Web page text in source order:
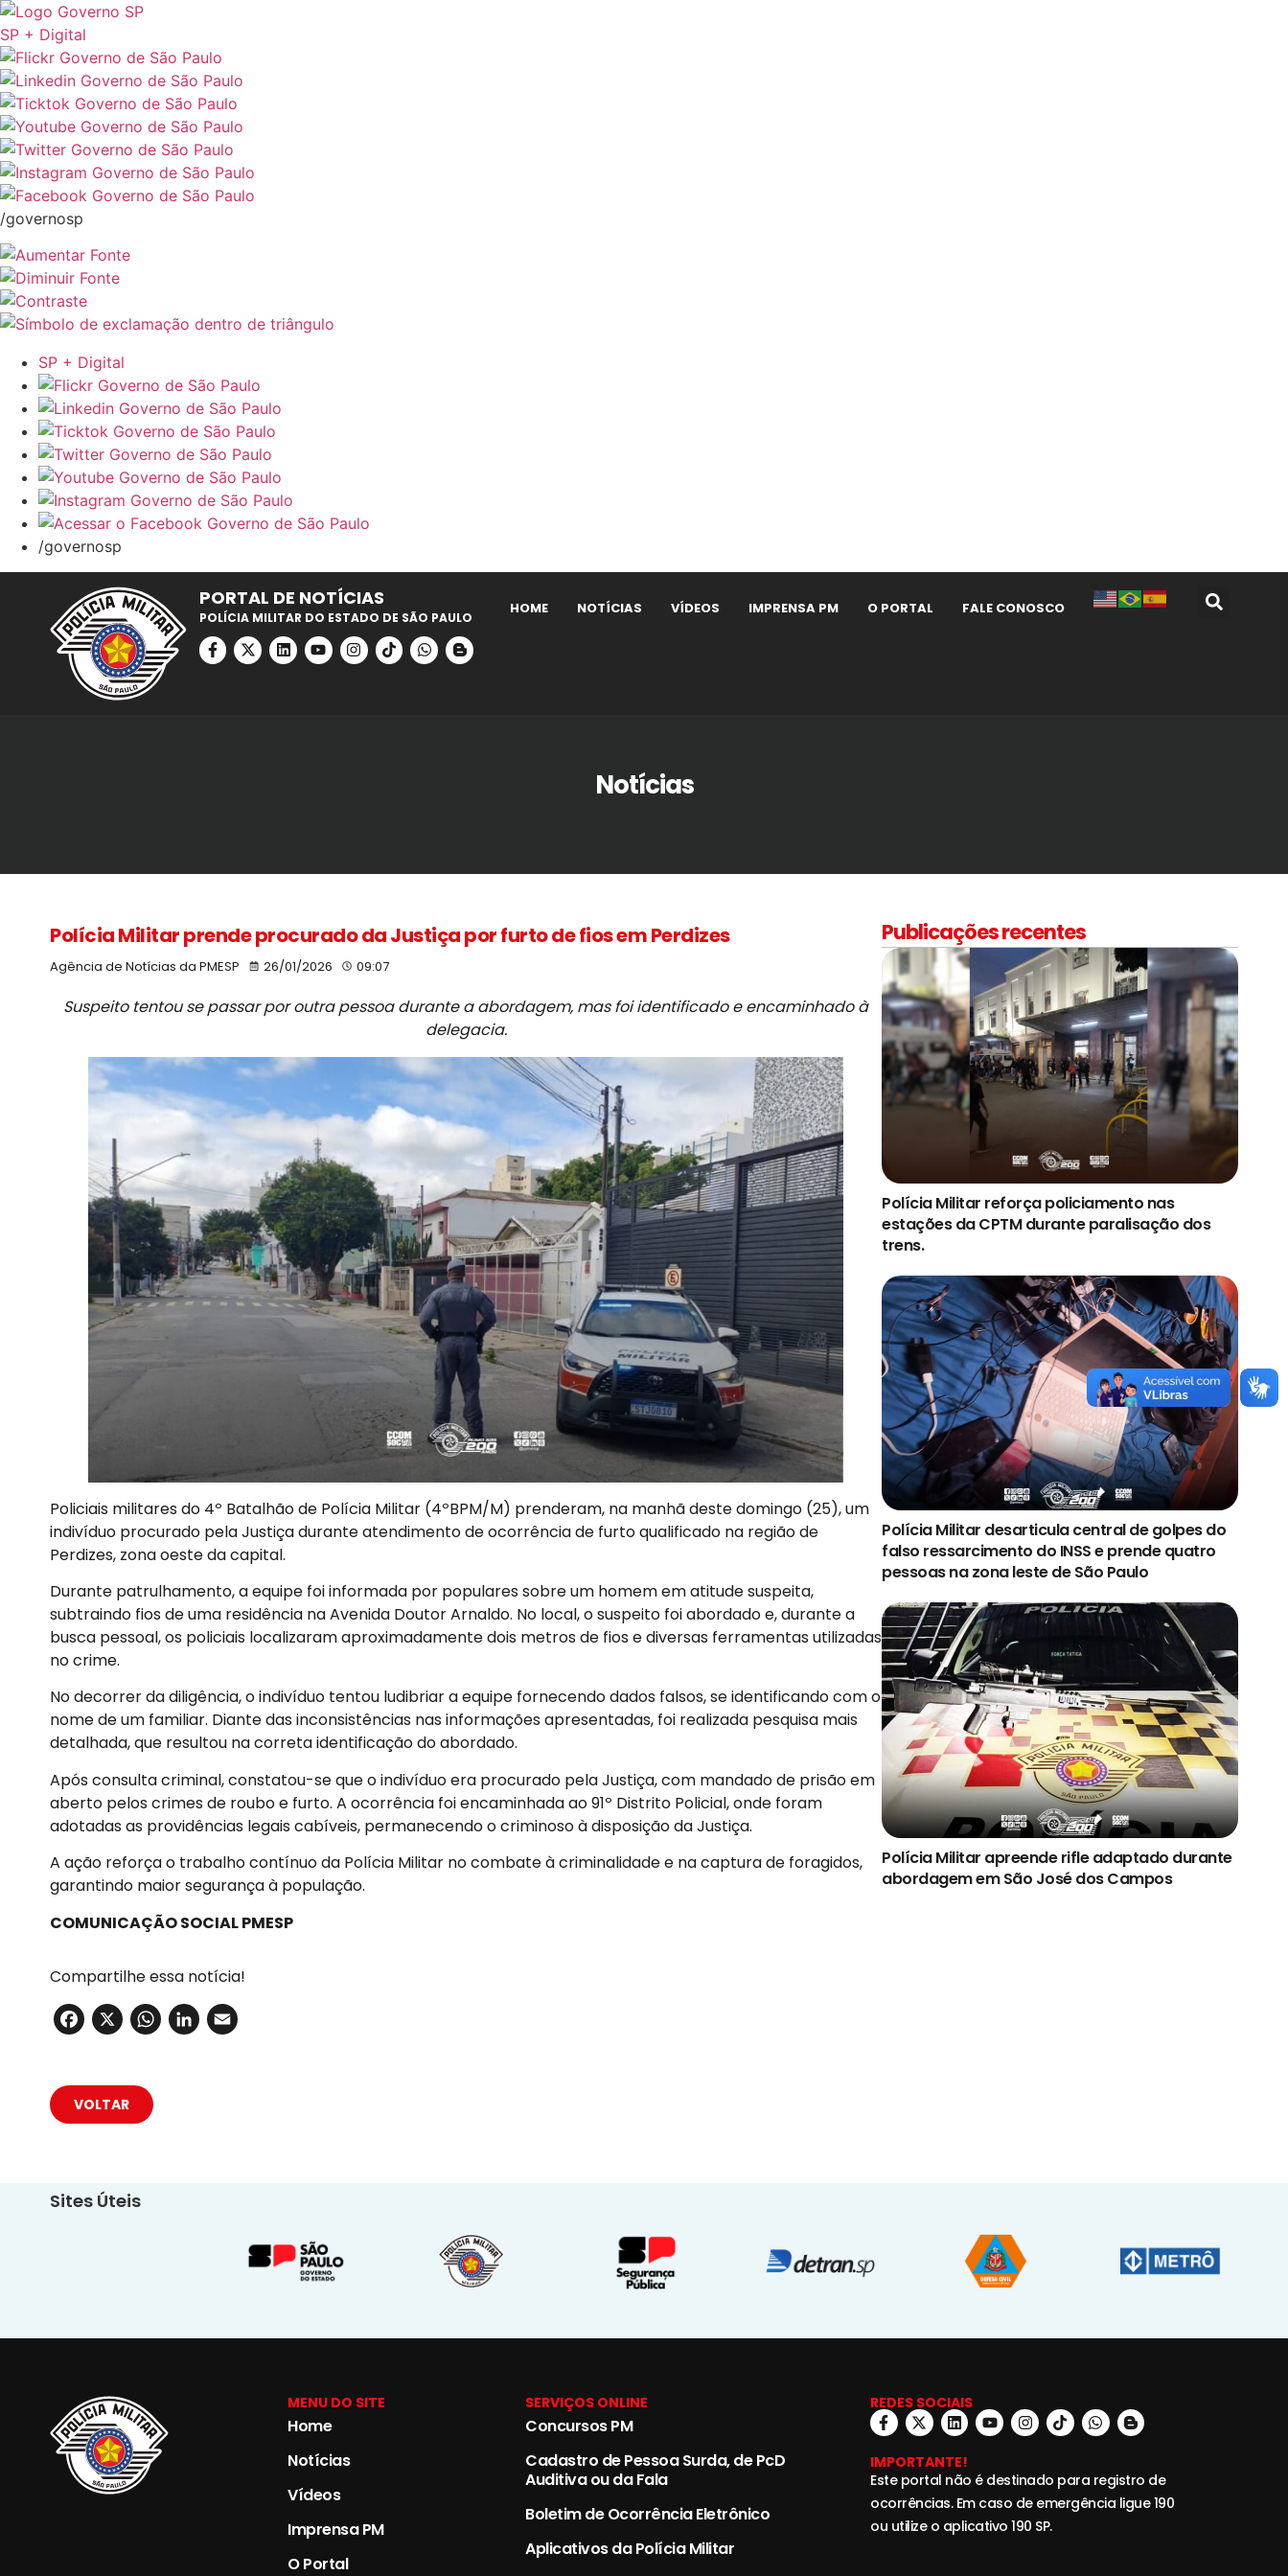
SP + Digital
/governosp
SP + Digital
/governosp
PORTAL DE NOTÍCIAS
POLÍCIA MILITAR DO ESTADO DE SÃO PAULO
HOME NOTÍCIAS VÍDEOS IMPRENSA PM O PORTAL FALE CONOSCO
Notícias
Polícia Militar prende procurado da Justiça por furto de fios em Perdizes
Agência de Notícias da PMESP 26/01/2026 09:07
Suspeito tentou se passar por outra pessoa durante a abordagem, mas foi identificado e encaminhado à
delegacia.
Policiais militares do 4º Batalhão de Polícia Militar (4ºBPM/M) prenderam, na manhã deste domingo (25), um
indivíduo procurado pela Justiça durante atendimento de ocorrência de furto qualificado na região de
Perdizes, zona oeste da capital.
Durante patrulhamento, a equipe foi informada por populares sobre um homem em atitude suspeita,
subtraindo fios de uma residência na Avenida Doutor Arnaldo. No local, o suspeito foi abordado e, durante a
busca pessoal, os policiais localizaram aproximadamente dois metros de fios e diversas ferramentas utilizadas
no crime.
No decorrer da diligência, o indivíduo tentou ludibriar a equipe fornecendo dados falsos, se identificando com o
nome de um familiar. Diante das inconsistências nas informações apresentadas, foi realizada pesquisa mais
detalhada, que resultou na correta identificação do abordado.
Após consulta criminal, constatou-se que o indivíduo era procurado pela Justiça, com mandado de prisão em
aberto pelos crimes de roubo e furto. A ocorrência foi encaminhada ao 91º Distrito Policial, onde foram
adotadas as providências legais cabíveis, permanecendo o criminoso à disposição da Justiça.
A ação reforça o trabalho contínuo da Polícia Militar no combate à criminalidade e na captura de foragidos,
garantindo maior segurança à população.
COMUNICAÇÃO SOCIAL PMESP
Compartilhe essa notícia!
Facebook
X WhatsApp
LinkedIn
Publicações recentes
Polícia Militar reforça policiamento nas
estações da CPTM durante paralisação dos
trens.
Polícia Militar desarticula central de golpes do
falso ressarcimento do INSS e prende quatro
pessoas na zona leste de São Paulo
Polícia Militar apreende rifle adaptado durante
abordagem em São José dos Campos
VOLTAR
Sites Úteis
MENU DO SITE
Home
Notícias
Vídeos
Imprensa PM
O Portal
SERVIÇOS ONLINE
Concursos PM
Cadastro de Pessoa Surda, de PcD
Auditiva ou da Fala
Boletim de Ocorrência Eletrônico
Aplicativos da Polícia Militar
REDES SOCIAIS
IMPORTANTE!
Este portal não é destinado para registro de
ocorrências. Em caso de emergência ligue 190
ou utilize o aplicativo 190 SP.